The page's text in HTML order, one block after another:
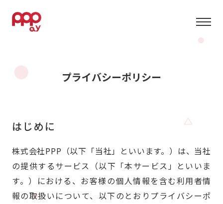
プライバシーポリシー
はじめに
株式会社PPP（以下「当社」といいます。）は、当社
の提供するサービス（以下「本サービス」といいま
す。）における、お客様の個人情報を含む利用者情
報の取扱いについて、以下のとおりプライバシーポ